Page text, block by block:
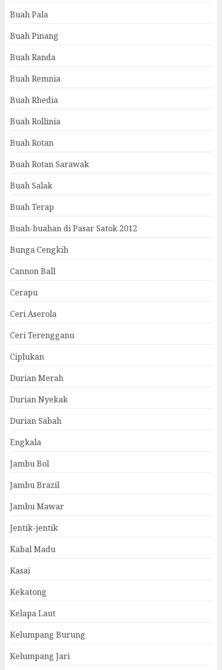
Buah Pala
Buah Pinang
Buah Randa
Buah Remnia
Buah Rhedia
Buah Rollinia
Buah Rotan
Buah Rotan Sarawak
Buah Salak
Buah Terap
Buah-buahan di Pasar Satok 2012
Bunga Cengkih
Cannon Ball
Cerapu
Ceri Aserola
Ceri Terengganu
Ciplukan
Durian Merah
Durian Nyekak
Durian Sabah
Engkala
Jambu Bol
Jambu Brazil
Jambu Mawar
Jentik-jentik
Kabal Madu
Kasai
Kekatong
Kelapa Laut
Kelumpang Burung
Kelumpang Jari